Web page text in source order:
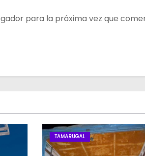
para la próxima vez que
TAMARUGAL